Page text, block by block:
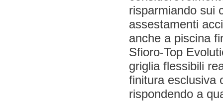
risparmiando sui
assestamenti
anche a piscina
Sfioro-Top
griglia flessibili
finitura esclusiva
rispondendo a